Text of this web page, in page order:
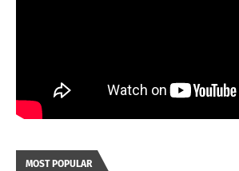
MOST POPULAR